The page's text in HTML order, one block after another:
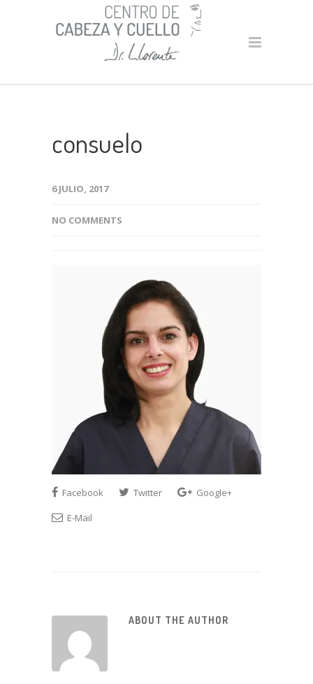
consuelo
6 JULIO, 2017
NO COMMENTS
Facebook Twitter
Google+
E-Mail
ABOUT THE AUTHOR